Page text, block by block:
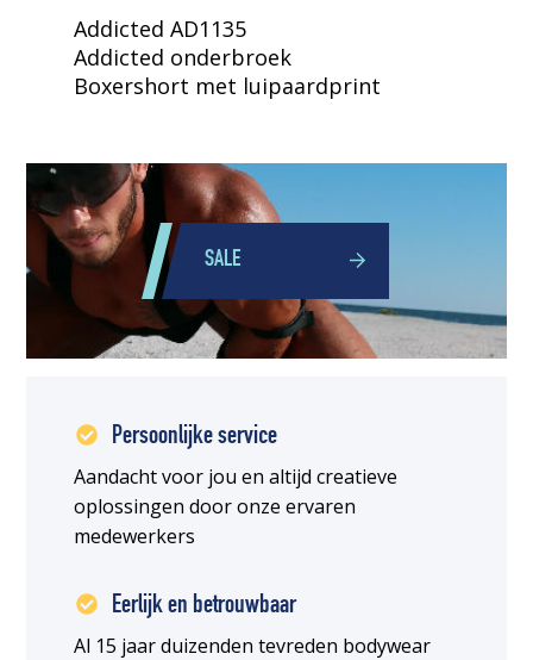
Addicted AD1135
Addicted onderbroek
Boxershort met luipaardprint
SALE
Persoonlijke service
Aandacht voor jou en altijd creatieve
oplossingen door onze ervaren
medewerkers
Eerlijk en betrouwbaar
Al 15 jaar duizenden tevreden bodywear